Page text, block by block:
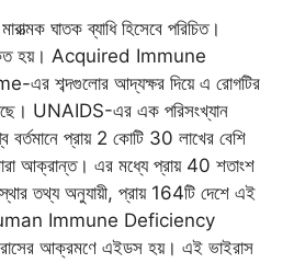
ঘাতক ব্যাধি হিসেবে পরিচিত।
হয়। Acquired Immune
শব্দগুলোর আদ্যক্ষর দিয়ে এ রোগটির
UNAIDS-এর এক পরিসংখ্যান
বর্তমানে প্রায় 2 কোটি 30 লাখের বেশি
আক্রান্ত। এর মধ্যে প্রায় 40 শতাংশ
তথ্য অনুযায়ী, প্রায় 164টি দেশে এই
Human Immune Deficiency
আক্রমণে এইডস হয়। এই ভাইরাস